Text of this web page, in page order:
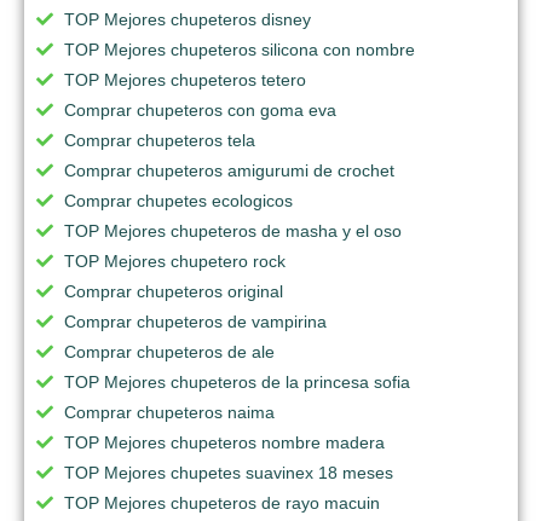
TOP Mejores chupeteros disney
TOP Mejores chupeteros silicona con nombre
TOP Mejores chupeteros tetero
Comprar chupeteros con goma eva
Comprar chupeteros tela
Comprar chupeteros amigurumi de crochet
Comprar chupetes ecologicos
TOP Mejores chupeteros de masha y el oso
TOP Mejores chupetero rock
Comprar chupeteros original
Comprar chupeteros de vampirina
Comprar chupeteros de ale
TOP Mejores chupeteros de la princesa sofia
Comprar chupeteros naima
TOP Mejores chupeteros nombre madera
TOP Mejores chupetes suavinex 18 meses
TOP Mejores chupeteros de rayo macuin